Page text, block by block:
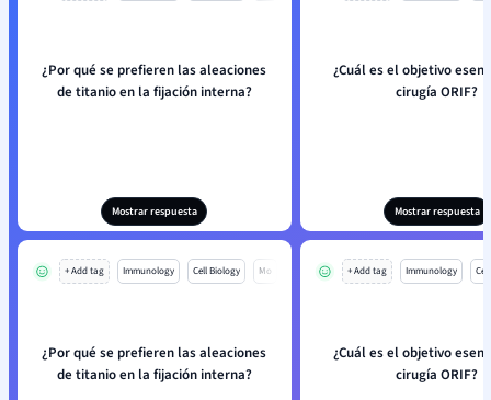
¿Por qué se prefieren las aleaciones
de titanio en la fijación interna?
Mostrar respuesta
¿Cuál es el objetivo
cirugía ORIF?
Mostrar respuesta
+ Add tag Immunology Cell Biology Mo
¿Por qué se prefieren las aleaciones
de titanio en la fijación interna?
+ Add tag Immunology
¿Cuál es el objetivo
cirugía ORIF?